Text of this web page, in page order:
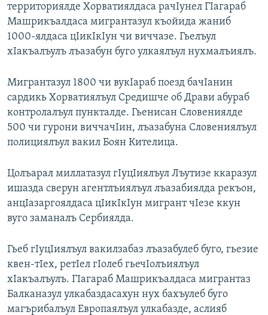
поиску
СЕВЕР.РЕАЛИИ
СИБИРЬ.РЕАЛИИ
РАСПИСАНИЕ ВЕЩАНИЯ
ПОДПИШИТЕСЬ НА РАССЫЛКУ
СОЦИАЛЬНЫЕ СЕТИ
Все сайты РСЕ/РС
территориялде Хорватиялдаса рачIунел ГIагараб
Машрикъалдаса мигрантазул къойида жаниб
1000-ялдаса цIикIкIун чи виччазе. Гьелъул
хIакъалъулъ лъазабун буго улкаялъул нухмалъиялъ.
Мигрантазул 1800 чи вукIараб поезд бачIанин
сардикь Хорватиялъул Средишче об Драви абураб
контролалъул пункталде. Гьенисан Словениялде
500 чи гурони виччачIин, лъазабуна Словениялъул
полициялъул вакил Боян Кителица.
Цолъарал миллатазул гIуцIиялъул Лъутизе ккаразул
ишазда сверун агентлъиялъул лъазабиялда рекъон,
анцIазаргоялдаса цIикIкIун мигрант чIезе ккун
вуго заманалъ Сербиялда.
Гьеб гIуцIиялъул вакилзабаз лъазабулеб буго, гьезие
квен-тIех, ретIел гIолеб гьечIолъиялъул
хIакъалъулъ. ГIагараб Машрикъалдаса мигрантаз
Балканазул улкабаздасахун нух бахъулеб буго
магърибалъул Европаялъул улкабазде, аслияб